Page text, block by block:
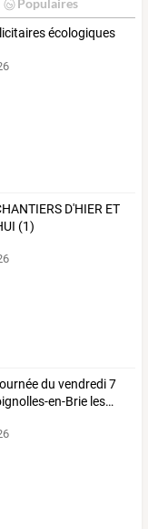
Populaires
écologiques
D'HIER ET
(1)
du vendredi7
en-Brie les…